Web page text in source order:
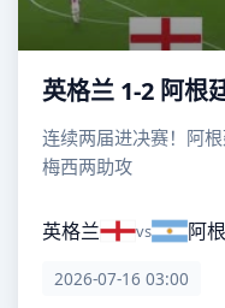
英格兰 1-2 阿根
连续两届进决赛！阿
梅西两助攻
英格兰 vs 阿
2026-07-16 03:00